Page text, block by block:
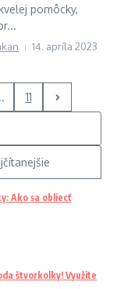
pomôcky,
14. apríla 2023
11
Ako sa obliecť
štvorkolky! Využite